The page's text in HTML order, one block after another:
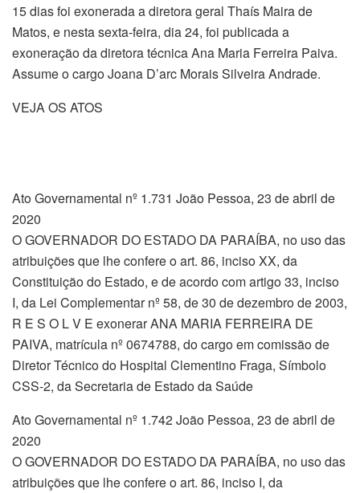
15 dias foi exonerada a diretora geral Thaís Maira de
Matos, e nesta sexta-feira, dia 24, foi publicada a
exoneração da diretora técnica Ana Maria Ferreira Paiva.
Assume o cargo Joana D’arc Morais Silveira Andrade.
VEJA OS ATOS
Ato Governamental nº 1.731 João Pessoa, 23 de abril de
2020
O GOVERNADOR DO ESTADO DA PARAÍBA, no uso das
atribuições que lhe confere o art. 86, inciso XX, da
Constituição do Estado, e de acordo com artigo 33, inciso
I, da Lei Complementar nº 58, de 30 de dezembro de 2003,
R E S O L V E exonerar ANA MARIA FERREIRA DE
PAIVA, matrícula nº 0674788, do cargo em comissão de
Diretor Técnico do Hospital Clementino Fraga, Símbolo
CSS-2, da Secretaria de Estado da Saúde
Ato Governamental nº 1.742 João Pessoa, 23 de abril de
2020
O GOVERNADOR DO ESTADO DA PARAÍBA, no uso das
atribuições que lhe confere o art. 86, inciso I, da